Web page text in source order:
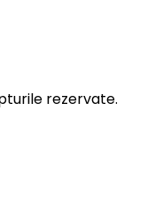
rezervate.